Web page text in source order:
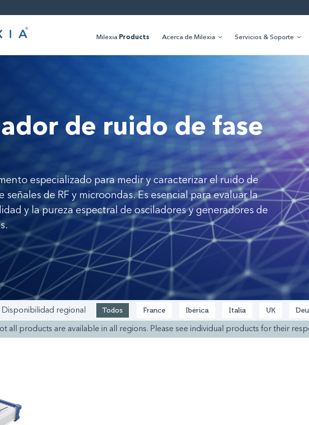
Milexia Products Acerca de Milexia Servicios & Soporte
de ruido de fase
especializado para medir y caracterizar el ruido de
señales de RF y microondas. Es esencial para evaluar la
y la pureza espectral de osciladores y generadores de
Disponibilidad regional Todos France Ibérica Italia UK
all products are available in all regions. Please see individual products for their